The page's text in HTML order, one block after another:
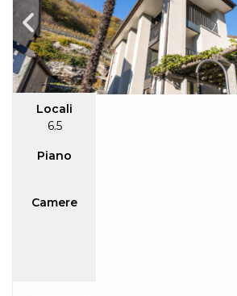
Locali
6.5
Piano
Camere